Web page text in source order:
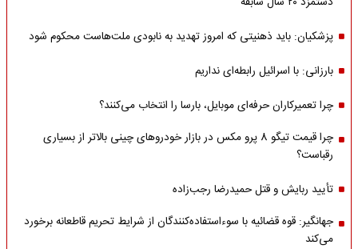
پزشکیان: باید ذهنیتی که امروز تهدید به نابودی ملت‌هاست محکوم شود
بارزانی: با اسرائیل رابطه‌ای نداریم
چرا تعمیرکاران حرفه‌ای موبایل، بارسا را انتخاب می‌کنند؟
چرا قیمت تیگو 8 پرو مکس در بازار خودروهای چینی بالاتر از بسیاری
رقباست؟
تأیید ربایش و قتل حمیدرضا رجب‌زاده
جهانگیر: قوه قضائیه با سوءاستفاده‌کنندگان از شرایط تحریم قاطعانه برخورد
می‌کند